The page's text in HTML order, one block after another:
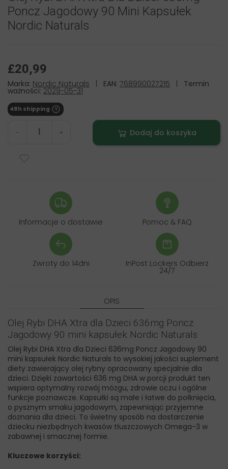
Poncz Jagodowy 90 Mini Kapsułek
Nordic Naturals
£20,99
Marka: Nordic Naturals EAN: 768990027215 Termin
ważności: 2029-05-31
48h shipping
- + Dodaj do koszyka
Informacje o dostawie Pomoc & FAQ
Zwroty do 14dni InPost Lockers Odbierz
24/7
OPIS
Olej Rybi DHA Xtra dla Dzieci 636mg Poncz
Jagodowy 90 mini kapsułek Nordic Naturals
Olej Rybi DHA Xtra dla Dzieci 636mg Poncz Jagodowy 90
mini kapsułek Nordic Naturals to wysokiej jakości suplement
diety zawierający olej rybny opracowany specjalnie dla
dzieci. Dzięki zawartości 636 mg DHA w porcji produkt ten
wspiera optymalny rozwój mózgu, zdrowie oczu i ogólne
funkcje poznawcze. Kapsułki są małe i łatwe do połknięcia,
o pysznym smaku jagodowym, zapewniając przyjemne
doznania dla dzieci. To świetny sposób na dostarczenie
dziecku niezbędnych kwasów tłuszczowych Omega-3 w
zabawnej i smacznej formie.
Kluczowe korzyści: